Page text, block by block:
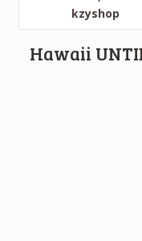
Hawaii